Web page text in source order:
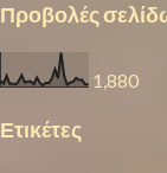
Προβολές
1,880
Ετικέτες